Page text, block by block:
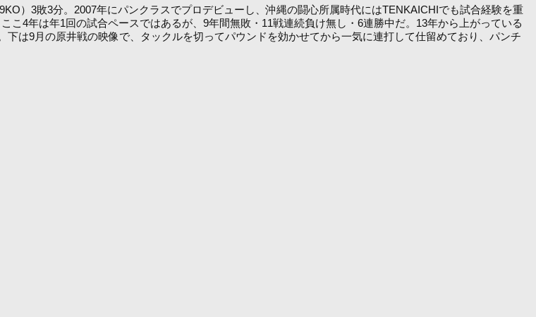
）3敗3分。2007年にパンクラスでプロデビューし、沖縄の闘心所属時代にはTENKAICHIでも試合経験を重
4年は年1回の試合ペースではあるが、9年間無敗・11戦連続負け無し・6連勝中だ。13年から上がっている
は9月の原井戦の映像で、タックルを切ってパウンドを効かせてから一気に連打して仕留めており、パンチ